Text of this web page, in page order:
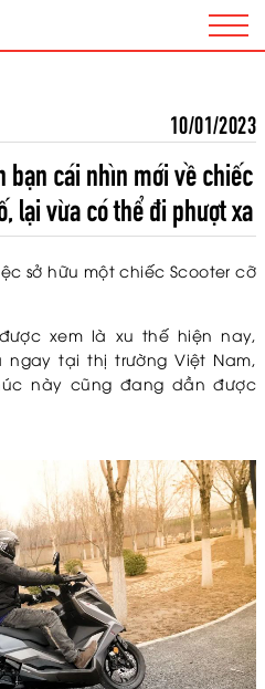
10/01/2023
bạn cái nhìn mới về chiếc
lại vừa có thể đi phượt xa
sở hữu một chiếc Scooter cỡ
xem là xu thế hiện nay,
ngay tại thị trường Việt Nam,
này cũng đang dần được